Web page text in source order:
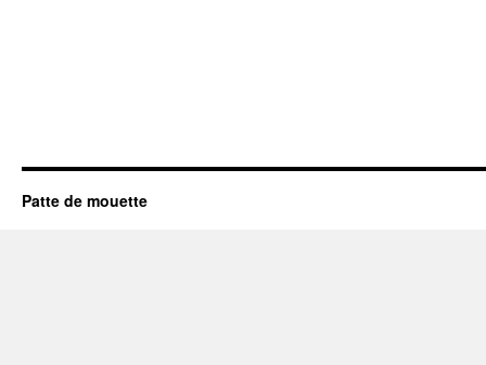
Patte de mouette